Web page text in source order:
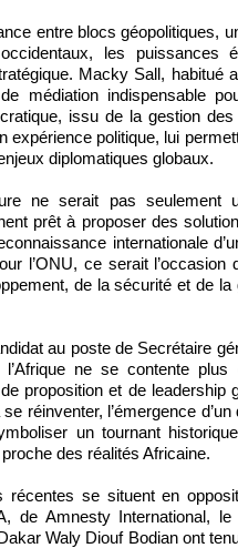
entre blocs géopolitiques,
les puissances
Macky Sall, habitué
médiation indispensable
issu de la gestion
expérience politique, lui
diplomatiques globaux.
ne serait pas seulement
prêt à proposer des
internationale
l’ONU, ce serait l’occasion
de la sécurité et de
au poste de Secrétaire
ne se contente plus
proposition et de leadership
réinventer, l’émergence
un tournant
des réalités Africaine.
récentes se situent en
de Amnesty International,
Waly Diouf Bodian ont